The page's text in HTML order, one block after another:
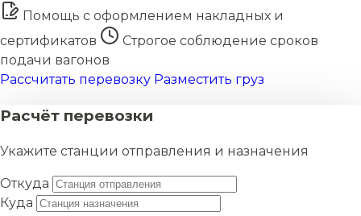
Помощь с оформлением накладных и
сертификатов
Строгое соблюдение сроков
подачи вагонов
Рассчитать перевозку Разместить груз
Расчёт перевозки
Укажите станции отправления и назначения
Откуда
Куда